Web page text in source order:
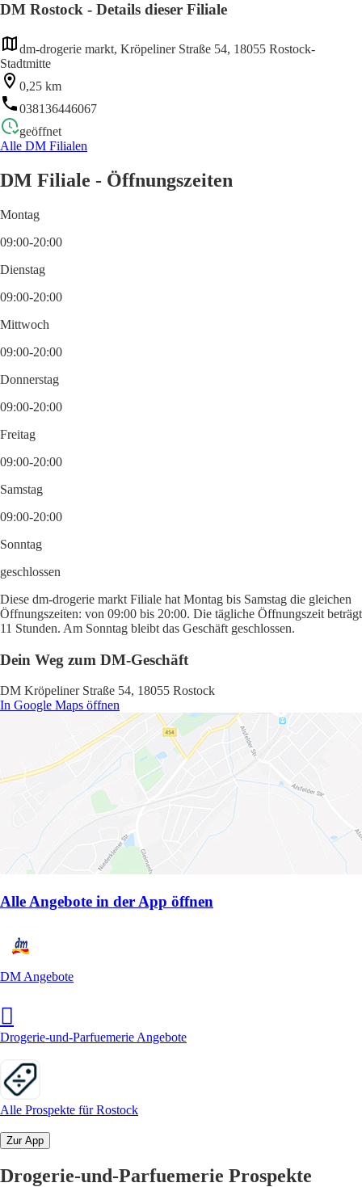
DM Rostock - Details dieser Filiale
dm-drogerie markt, Kröpeliner Straße 54, 18055 Rostock-
Stadtmitte
0,25 km
038136446067
geöffnet
Alle DM Filialen
DM Filiale - Öffnungszeiten
Montag
09:00-20:00
Dienstag
09:00-20:00
Mittwoch
09:00-20:00
Donnerstag
09:00-20:00
Freitag
09:00-20:00
Samstag
09:00-20:00
Sonntag
geschlossen
Diese dm-drogerie markt Filiale hat Montag bis Samstag die gleichen
Öffnungszeiten: von 09:00 bis 20:00. Die tägliche Öffnungszeit beträgt
11 Stunden. Am Sonntag bleibt das Geschäft geschlossen.
Dein Weg zum DM-Geschäft
DM Kröpeliner Straße 54, 18055 Rostock
In Google Maps öffnen
Alle Angebote in der App öffnen
DM Angebote
Drogerie-und-Parfuemerie Angebote
Alle Prospekte für Rostock
Zur App
Drogerie-und-Parfuemerie Prospekte